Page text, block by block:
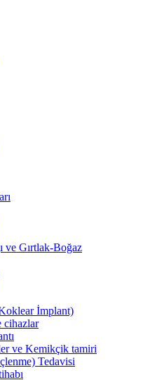
ve Gırtlak-Boğaz
İmplant)
cihazlar
ve Kemikçik tamiri
Tedavisi